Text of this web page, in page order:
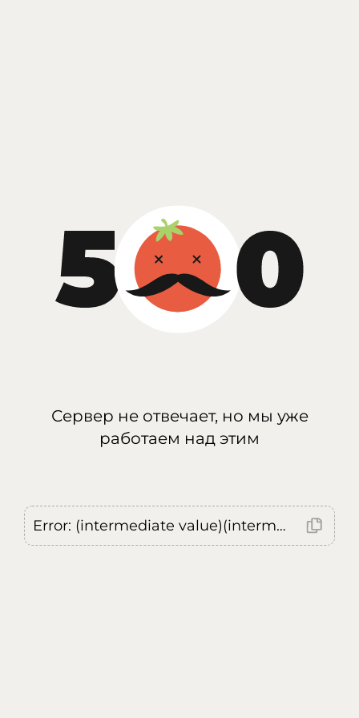
Сервер не отвечает, но мы уже
работаем над этим
Error: (intermediate value)(intermediate value)(intermediate value).replaceAll is not a function